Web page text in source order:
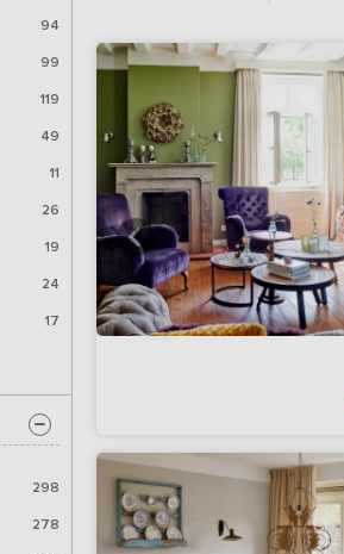
94
99
119
49
11
26
19
24
17
298
278